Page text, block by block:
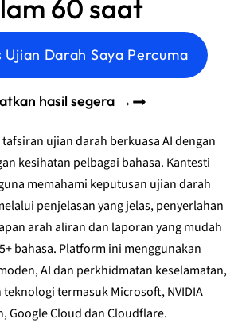
60 saat
Ujian Darah Saya Percuma
hasil segera →
ujian darah berkuasa AI dengan
kesihatan pelbagai bahasa. Kantesti
memahami keputusan ujian darah
penjelasan yang jelas, penyerlahan
arah aliran dan laporan yang mudah
bahasa. Platform ini menggunakan
AI dan perkhidmatan keselamatan,
termasuk Microsoft, NVIDIA
Google Cloud dan Cloudflare.